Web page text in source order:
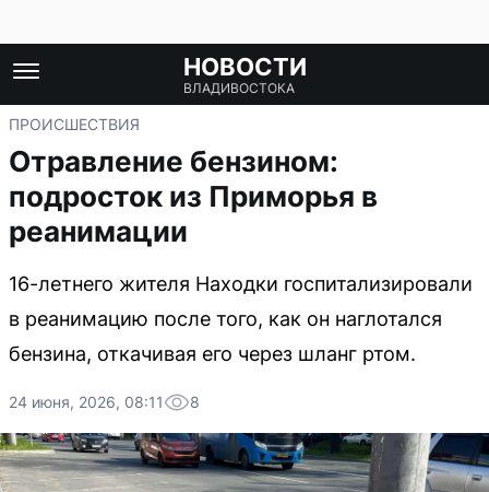
НОВОСТИ
ВЛАДИВОСТОКА
ПРОИСШЕСТВИЯ
Отравление бензином:
подросток из Приморья в
реанимации
16-летнего жителя Находки госпитализировали
в реанимацию после того, как он наглотался
бензина, откачивая его через шланг ртом.
24 июня, 2026, 08:11 8